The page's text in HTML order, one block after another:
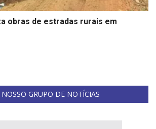
obras de estradas rurais em
GRUPO DE NOTÍCIAS